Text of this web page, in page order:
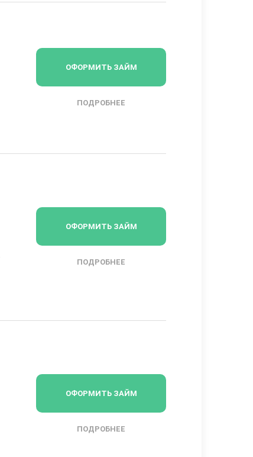
ОФОРМИТЬ ЗАЙМ
ПОДРОБНЕЕ
ОФОРМИТЬ ЗАЙМ
ПОДРОБНЕЕ
ОФОРМИТЬ ЗАЙМ
ПОДРОБНЕЕ